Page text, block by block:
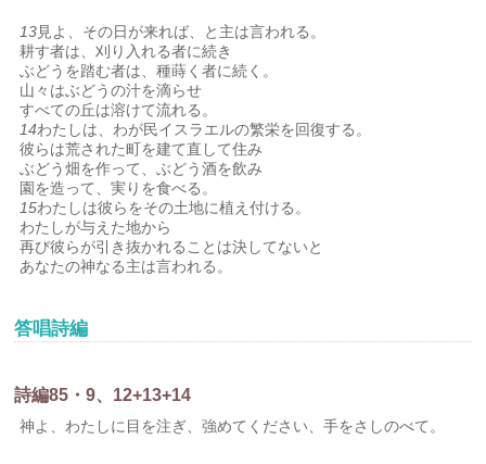
13見よ、その日が来れば、と主は言われる。
耕す者は、刈り入れる者に続き
ぶどうを踏む者は、種蒔く者に続く。
山々はぶどうの汁を滴らせ
すべての丘は溶けて流れる。
14わたしは、わが民イスラエルの繁栄を回復する。
彼らは荒された町を建て直して住み
ぶどう畑を作って、ぶどう酒を飲み
園を造って、実りを食べる。
15わたしは彼らをその土地に植え付ける。
わたしが与えた地から
再び彼らが引き抜かれることは決してないと
あなたの神なる主は言われる。
答唱詩編
詩編85・9、12+13+14
神よ、わたしに目を注ぎ、強めてください、手をさしのべて。